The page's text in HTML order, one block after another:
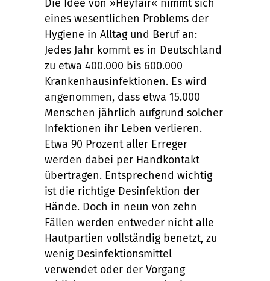
Die Idee von »Heyfair« nimmt sich
eines wesentlichen Problems der
Hygiene in Alltag und Beruf an:
Jedes Jahr kommt es in Deutschland
zu etwa 400.000 bis 600.000
Krankenhausinfektionen. Es wird
angenommen, dass etwa 15.000
Menschen jährlich aufgrund solcher
Infektionen ihr Leben verlieren.
Etwa 90 Prozent aller Erreger
werden dabei per Handkontakt
übertragen. Entsprechend wichtig
ist die richtige Desinfektion der
Hände. Doch in neun von zehn
Fällen werden entweder nicht alle
Hautpartien vollständig benetzt, zu
wenig Desinfektionsmittel
verwendet oder der Vorgang